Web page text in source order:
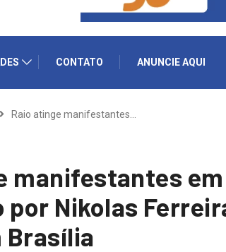
CONTATO ANUNCIE AQUI
Raio atinge manifestantes…
manifestantes
por Nikolas
Brasília